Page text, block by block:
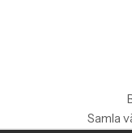
Samla